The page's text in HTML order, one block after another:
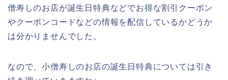
僧寿しのお店が誕生日特典などでお得な割引クーポン
やクーポンコードなどの情報を配信しているかどうか
は分かりませんでした。
なので、小僧寿しのお店の誕生日特典については引き